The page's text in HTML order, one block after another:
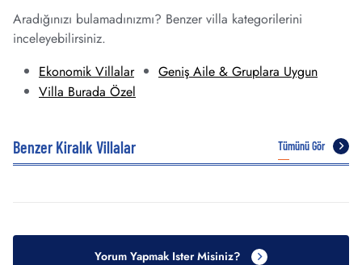
Aradığınızı bulamadınızmı? Benzer villa kategorilerini
inceleyebilirsiniz.
Ekonomik Villalar
Geniş Aile & Gruplara Uygun
Villa Burada Özel
Benzer Kiralık Villalar Tümünü Gör
Yorum Yapmak Ister Misiniz?